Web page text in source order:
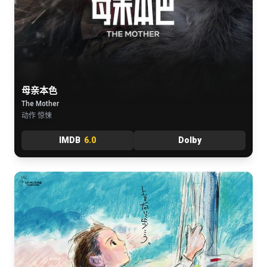
母亲本色
The Mother
动作 惊悚
IMDB 6.0 Dolby